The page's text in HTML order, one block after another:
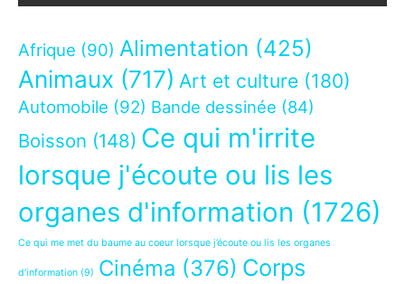
Afrique (90) Alimentation (425)
Animaux (717) Art et culture (180)
Automobile (92) Bande dessinée (84)
Boisson (148) Ce qui m'irrite
lorsque j'écoute ou lis les
organes d'information (1726)
Ce qui me met du baume au coeur lorsque j’écoute ou lis les organes
d’information (9) Cinéma (376) Corps